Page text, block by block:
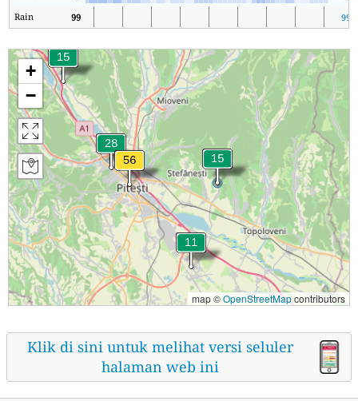
Rain
99 99
+
−
map ©OpenStreetMapcontributors
Klik di sini untuk melihat versi seluler
halaman web ini